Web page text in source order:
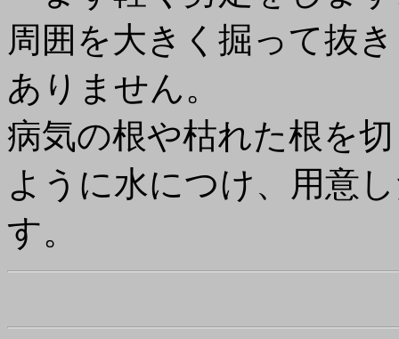
周囲を大きく掘って抜
ありません。
病気の根や枯れた根を
ように水につけ、用意
す。